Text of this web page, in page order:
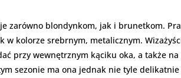
zarówno blondynkom, jak i brunetkom.
kolorze srebrnym, metalicznym.
przy wewnętrznym kąciku oka, a także na
sezonie ma ona jednak nie tyle